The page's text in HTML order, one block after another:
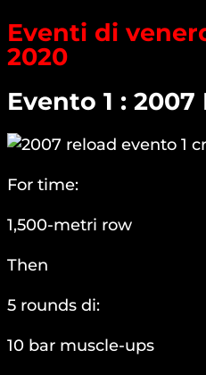
Eventi di
2020
Evento 1 : 2007
For time:
1,500-metri row
Then
5 rounds di:
10 bar muscle-ups